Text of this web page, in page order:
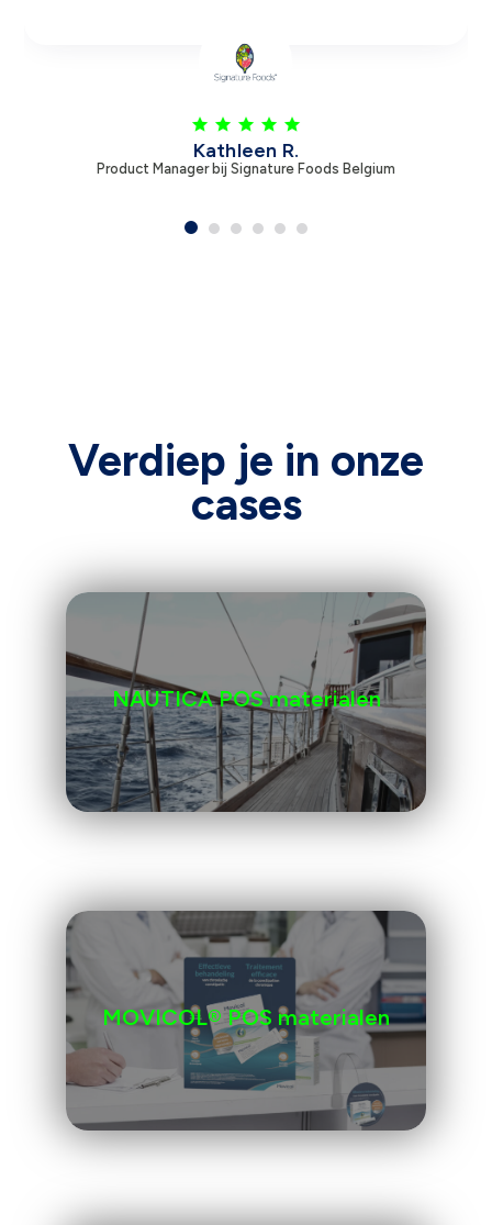
Product Manager bij Zambon
Verdiep je in onze
cases
NAUTICA POS materialen
MOVICOL® POS materialen